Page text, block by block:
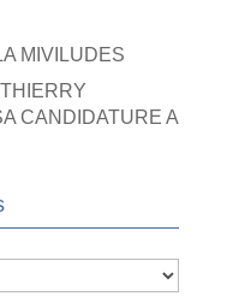
MIVILUDES
CANDIDATURE A